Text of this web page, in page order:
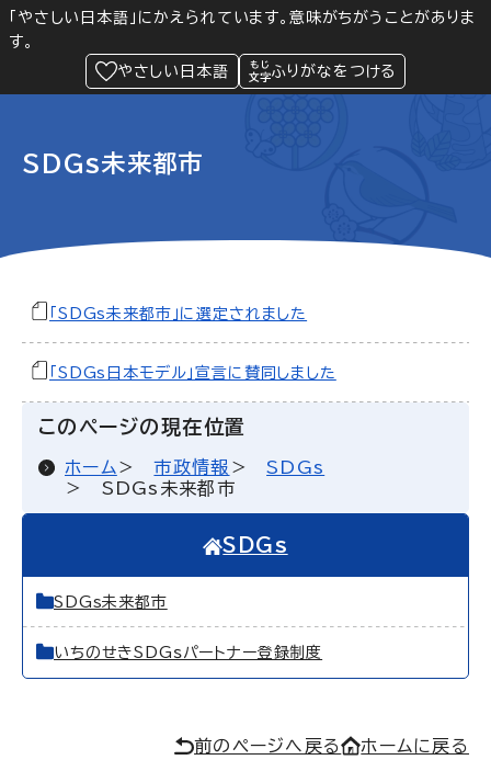
「やさしい日本語」にかえられています。意味がちがうことがありま
す。
やさしい日本語
ふりがなをつける
Language 閲覧支援
緊急情報
SDGs未来都市
「SDGs未来都市」に選定されました
「SDGs日本モデル」宣言に賛同しました
このページの現在位置
ホーム 市政情報
SDGs
SDGs未来都市
SDGs
SDGs未来都市
いちのせきSDGｓパートナー登録制度
前のページへ戻る ホームに戻る